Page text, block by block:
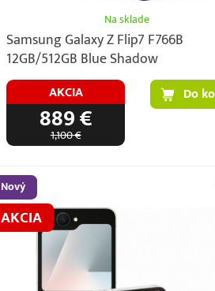
Na sklade
Samsung Galaxy Z Flip7 F766B
12GB/512GB Blue Shadow
AKCIA
889 €
1,100 €
Do
Nový
AKCIA